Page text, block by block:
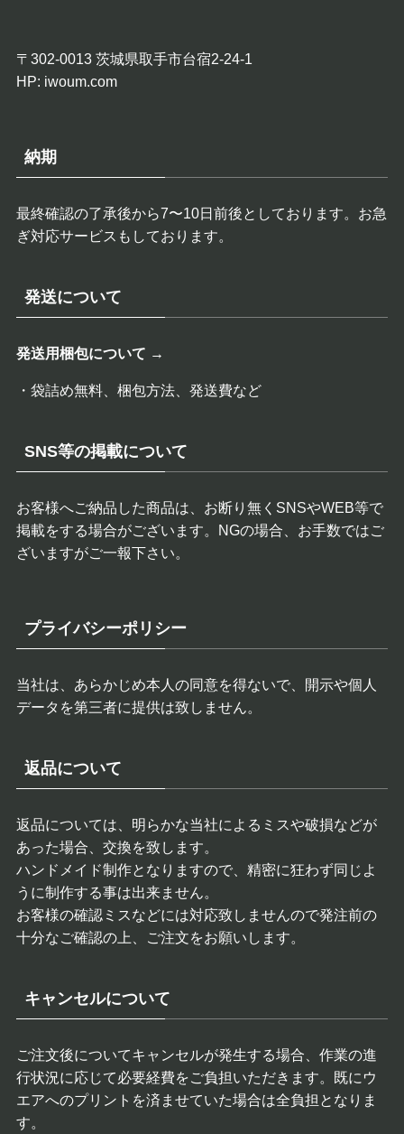
〒302-0013 茨城県取手市台宿2-24-1
HP: iwoum.com
納期
最終確認の了承後から7〜10日前後としております。お急
ぎ対応サービスもしております。
発送について
発送用梱包について →
・袋詰め無料、梱包方法、発送費など
SNS等の掲載について
お客様へご納品した商品は、お断り無くSNSやWEB等で
掲載をする場合がございます。NGの場合、お手数ではご
ざいますがご一報下さい。
プライバシーポリシー
当社は、あらかじめ本人の同意を得ないで、開示や個人
データを第三者に提供は致しません。
返品について
返品については、明らかな当社によるミスや破損などが
あった場合、交換を致します。
ハンドメイド制作となりますので、精密に狂わず同じよ
うに制作する事は出来ません。
お客様の確認ミスなどには対応致しませんので発注前の
十分なご確認の上、ご注文をお願いします。
キャンセルについて
ご注文後についてキャンセルが発生する場合、作業の進
行状況に応じて必要経費をご負担いただきます。既にウ
エアへのプリントを済ませていた場合は全負担となりま
す。